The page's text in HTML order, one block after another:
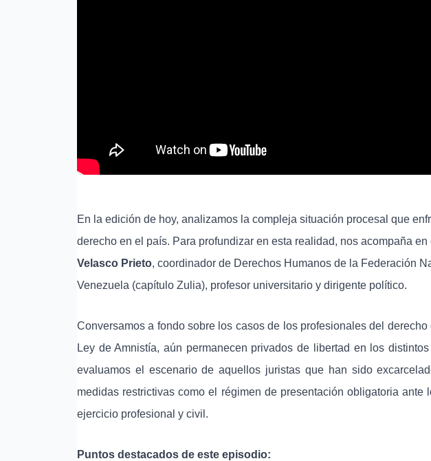
En la edición de hoy, analizamos la compleja situación procesal que
derecho en el país. Para profundizar en esta realidad, nos acompaña
Velasco Prieto, coordinador de Derechos Humanos de la Federación
Venezuela (capítulo Zulia), profesor universitario y dirigente político.
Conversamos a fondo sobre los casos de los profesionales del
Ley de Amnistía, aún permanecen privados de libertad en los
evaluamos el escenario de aquellos juristas que han sido
medidas restrictivas como el régimen de presentación obligatoria ante
ejercicio profesional y civil.
Puntos destacados de este episodio: